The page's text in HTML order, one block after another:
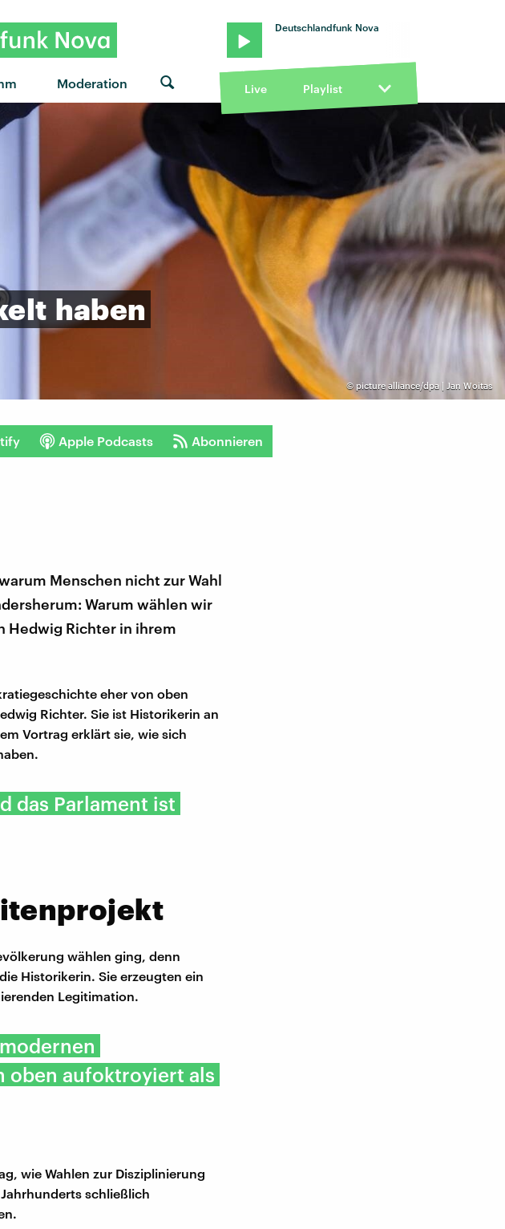
Moderation
Deutschlandfunk Nova
Live Playlist
© picture alliance/dpa | Jan Woitas
haben
Apple Podcasts Abonnieren
Menschen nicht zur Wahl
Warum wählen wir
Hedwig Richter in ihrem
eher von oben
Richter. Sie ist Historikerin an
Vortrag erklärt sie, wie sich
das Parlament ist
wählen ging, denn
Historikerin. Sie erzeugten ein
Legitimation.
oben aufoktroyiert als
wie Wahlen zur Disziplinierung
schließlich